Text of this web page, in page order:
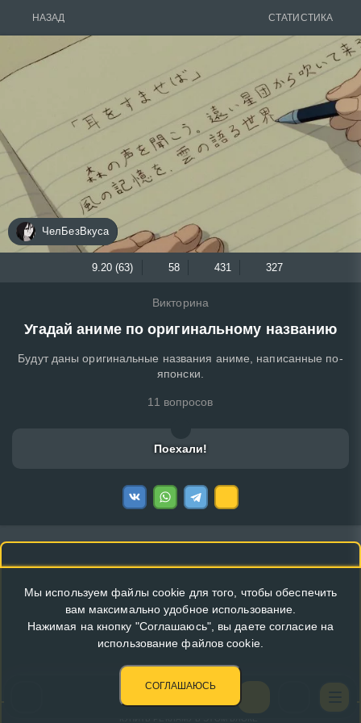
НАЗАД СТАТИСТИКА
ЧелБезВкуса
9.20 (63) 58 431 327
Викторина
Угадай аниме по оригинальному названию
Будут даны оригинальные названия аниме, написанные по-
японски.
11 вопросов
Поехали!
Мы используем файлы cookie для того, чтобы обеспечить
вам максимально удобное использование.
Нажимая на кнопку "Соглашаюсь", вы даете согласие на
использование файлов cookie.
СОГЛАШАЮСЬ